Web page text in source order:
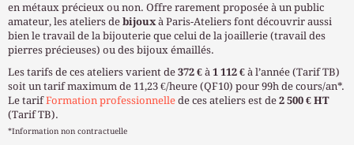
S’INSCRIRE
en métaux précieux ou non. Offre rarement proposée à un public
amateur, les ateliers de bijoux à Paris-Ateliers font découvrir aussi
bien le travail de la bijouterie que celui de la joaillerie (travail des
pierres précieuses) ou des bijoux émaillés.
Les tarifs de ces ateliers varient de 372 € à 1 112 € à l’année (Tarif TB)
soit un tarif maximum de 11,23 €/heure (QF10) pour 99h de cours/an*.
Le tarifFormation professionnelle de ces ateliers est de 2 500 € HT
(Tarif TB).
*Information non contractuelle